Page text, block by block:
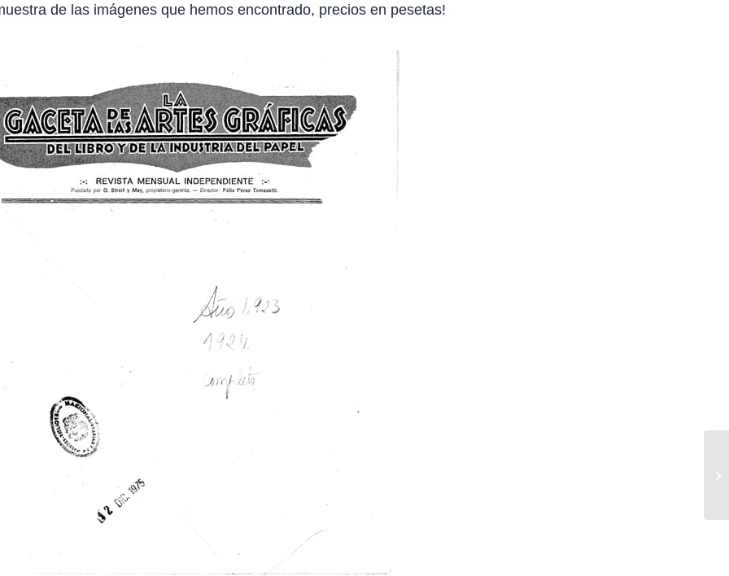
de las imágenes que hemos encontrado, precios en pesetas!